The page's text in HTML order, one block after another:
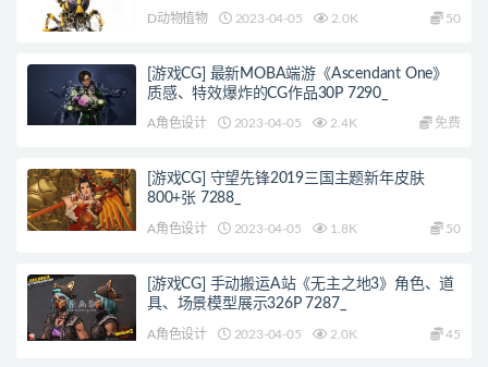
D动物植物 2023-04-05 2.0K 50
[游戏CG] 最新MOBA端游《Ascendant One》
质感、特效爆炸的CG作品30P 7290_
A角色设计 2023-04-05 2.4K 免费
[游戏CG] 守望先锋2019三国主题新年皮肤
800+张 7288_
A角色设计 2023-04-05 1.8K 50
[游戏CG] 手动搬运A站《无主之地3》角色、道
具、场景模型展示326P 7287_
A角色设计 2023-04-05 2.0K 45